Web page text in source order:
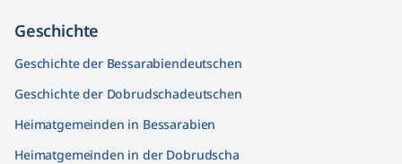
Geschichte
Geschichte der Bessarabiendeutschen
Geschichte der Dobrudschadeutschen
Heimatgemeinden in Bessarabien
Heimatgemeinden in der Dobrudscha